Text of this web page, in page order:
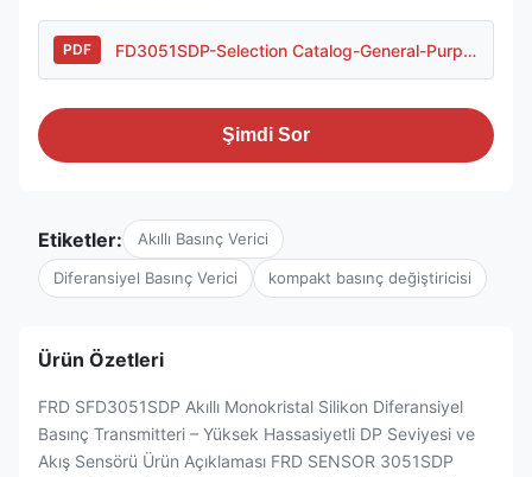
PDF FD3051SDP-Selection Catalog-General-Purpose Housing..pdf
Şimdi Sor
Etiketler: Akıllı Basınç Verici
Diferansiyel Basınç Verici kompakt basınç değiştiricisi
Ürün Özetleri
FRD SFD3051SDP Akıllı Monokristal Silikon Diferansiyel
Basınç Transmitteri – Yüksek Hassasiyetli DP Seviyesi ve
Akış Sensörü Ürün Açıklaması FRD SENSOR 3051SDP